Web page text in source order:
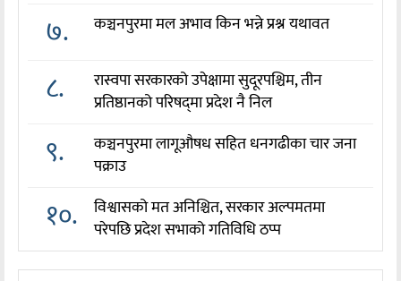
७. कञ्चनपुरमा मल अभाव किन भन्ने प्रश्न यथावत
८.
रास्वपा सरकारको उपेक्षामा सुदूरपश्चिम, तीन
प्रतिष्ठानको परिषद्‌मा प्रदेश नै निल
९.
कञ्चनपुरमा लागूऔषध सहित धनगढीका चार जना
पक्राउ
१०.
विश्वासको मत अनिश्चित, सरकार अल्पमतमा
परेपछि प्रदेश सभाको गतिविधि ठप्प